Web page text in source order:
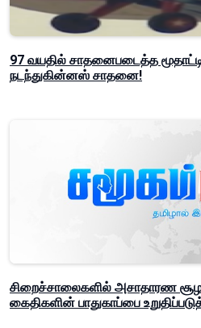
97 வயதில் சாதனைபடைத்த
நடந்துகின்னஸ் சாதனை!
சிறைச்சாலைகளில் அசாதாரண
கைதிகளின் பாதுகாப்பை